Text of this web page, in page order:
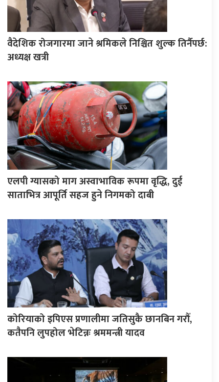
वैदेशिक रोजगारमा जाने श्रमिकले निश्चित शुल्क तिर्नैपर्छ:
अध्यक्ष खत्री
एलपी ग्यासको माग अस्वाभाविक रूपमा वृद्धि, दुई
साताभित्र आपूर्ति सहज हुने निगमको दाबी
कोरियाको इपिएस प्रणालीमा जतिसुकै छानबिन गरौँ,
कतैपनि लुपहोल भेटिन्नः श्रममन्त्री यादव